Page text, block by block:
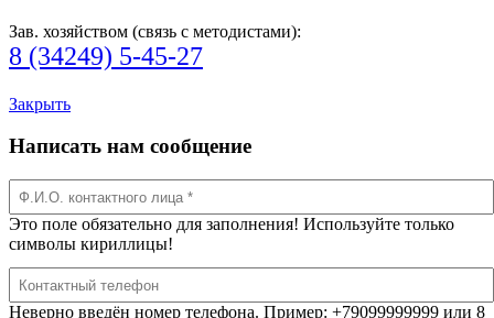
Зав. хозяйством (связь с методистами):
8 (34249) 5-45-27
Закрыть
Написать нам сообщение
Это поле обязательно для заполнения! Используйте только
символы кириллицы!
Неверно введён номер телефона. Пример: +79099999999 или 8